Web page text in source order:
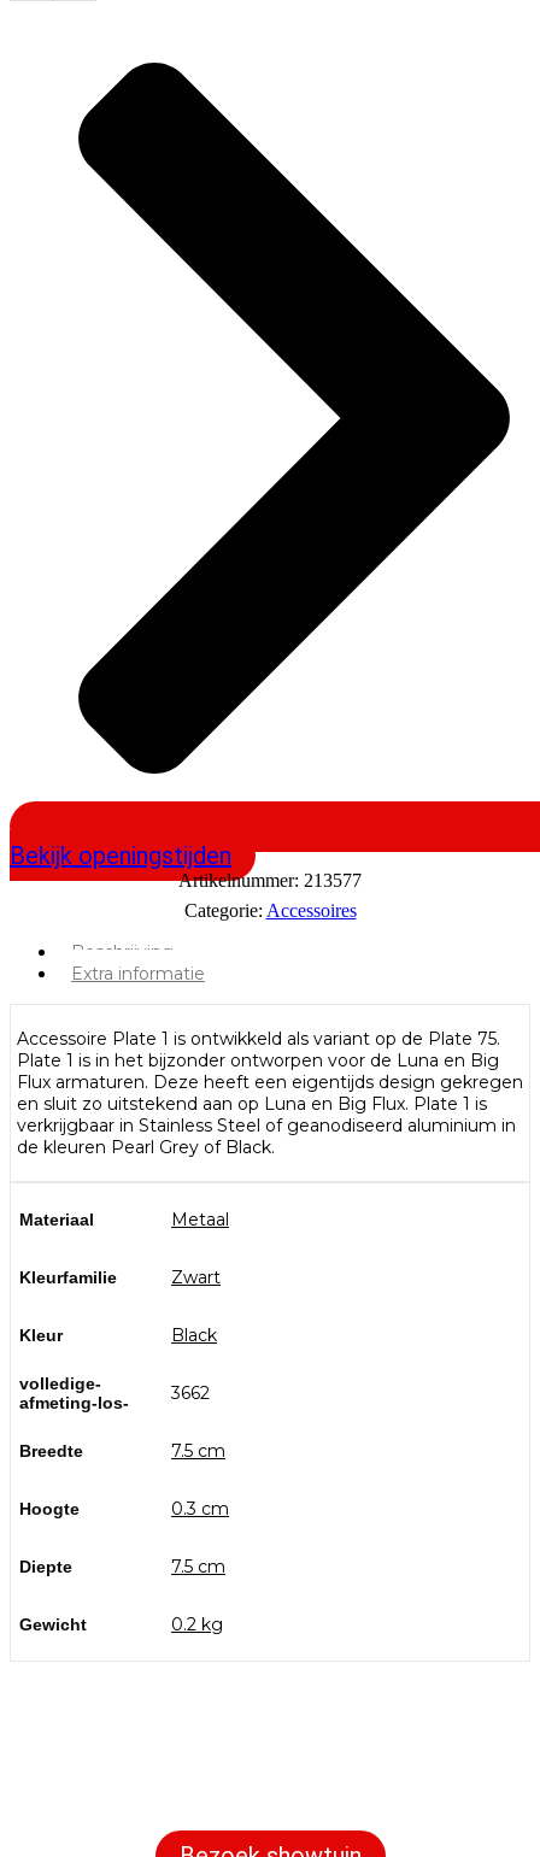
afdekplaat
Bekijk openingstijden
Artikelnummer: 213577
Categorie: Accessoires
Beschrijving
Extra informatie
Accessoire Plate 1 is ontwikkeld als variant op de Plate 75.
Plate 1 is in het bijzonder ontworpen voor de Luna en Big
Flux armaturen. Deze heeft een eigentijds design gekregen
en sluit zo uitstekend aan op Luna en Big Flux. Plate 1 is
verkrijgbaar in Stainless Steel of geanodiseerd aluminium in
de kleuren Pearl Grey of Black.
Materiaal Metaal
Kleurfamilie Zwart
Kleur Black
volledige-
afmeting-los-
3662
Breedte 7.5 cm
Hoogte 0.3 cm
Diepte 7.5 cm
Gewicht 0.2 kg